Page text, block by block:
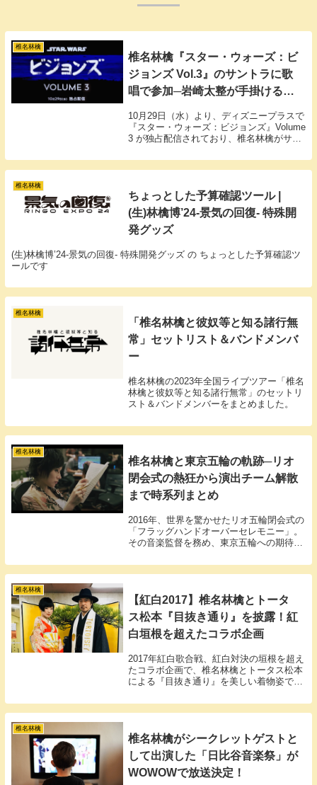
椎名林檎
椎名林檎『スター・ウォーズ：ビ
ジョンズ Vol.3』のサントラに歌
唱で参加─岩崎太整が手掛ける
Truth」配信
10月29日（水）より、ディズニープラスで
『スター・ウォーズ：ビジョンズ』Volume
3 が独占配信されており、椎名林檎がサウ
椎名林檎
ちょっとした予算確認ツール |
(生)林檎博’24-景気の回復- 特殊開
発グッズ
(生)林檎博’24-景気の回復- 特殊開発グッズ の ちょっとした予算確認ツ
ールです
椎名林檎
「椎名林檎と彼奴等と知る諸行無
常」セットリスト＆バンドメンバ
ー
椎名林檎の2023年全国ライブツアー「椎名
林檎と彼奴等と知る諸行無常」のセットリ
スト＆バンドメンバーをまとめました。
椎名林檎
椎名林檎と東京五輪の軌跡─リオ
閉会式の熱狂から演出チーム解散
まで時系列まとめ
2016年、世界を驚かせたリオ五輪閉会式の
「フラッグハンドオーバーセレモニー」。
その音楽監督を務め、東京五輪への期待を
しかし、そこから2021年の開催に至るまで
の道のりは、当初の輝かしいビジョンとは
といった混沌を極めるものとなりました。
椎名林檎
【紅白2017】椎名林檎とトータ
ス松本『目抜き通り』を披露！紅
白垣根を超えたコラボ企画
2017年紅白歌合戦、紅白対決の垣根を超え
たコラボ企画で、椎名林檎とトータス松本
による『目抜き通り』を美しい着物姿で披
椎名林檎
椎名林檎がシークレットゲストと
して出演した「日比谷音楽祭」が
WOWOWで放送決定！